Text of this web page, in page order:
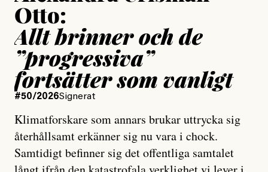
Otto:
Allt brinner och de
”progressiva”
fortsätter som vanligt
#50/2026Signerat
Klimatforskare som annars brukar uttrycka sig
återhållsamt erkänner sig nu vara i chock.
Samtidigt befinner sig det offentliga samtalet